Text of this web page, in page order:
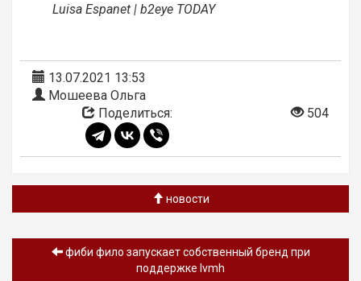
Luisa Espanet | b2eye TODAY
13.07.2021 13:53
Мошеева Ольга
Поделиться:
504
новости
фиби фило запускает собственный бренд при
поддержке lvmh